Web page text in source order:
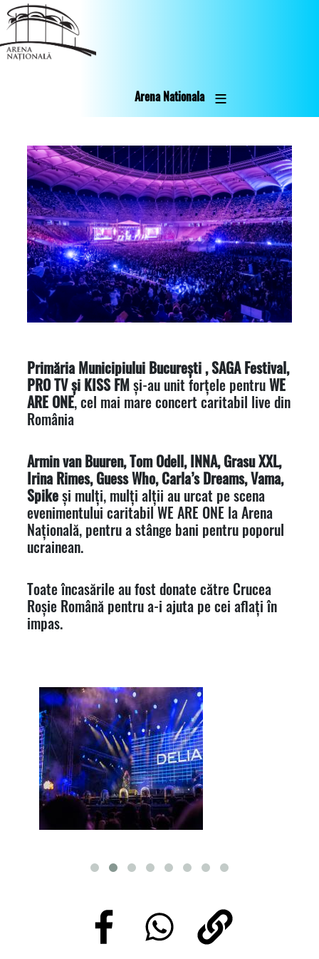
Skip
to
main
content
Arena Nationala
Primăria Municipiului București ,SAGA Festival,
PRO TV și KISS FMși-au unit forțele pentruWE
ARE ONE, cel mai mare concert caritabil live din
România
Armin van Buuren, Tom Odell, INNA, Grasu XXL,
Irina Rimes, Guess Who, Carla’s Dreams, Vama,
Spikeși mulți, mulți alții au urcat pe scena
evenimentului caritabil WE ARE ONE la Arena
Națională, pentru a stânge bani pentru poporul
ucrainean.
Toate încasările au fost donate către Crucea
Roșie Română pentru a-i ajuta pe cei aflați în
impas.